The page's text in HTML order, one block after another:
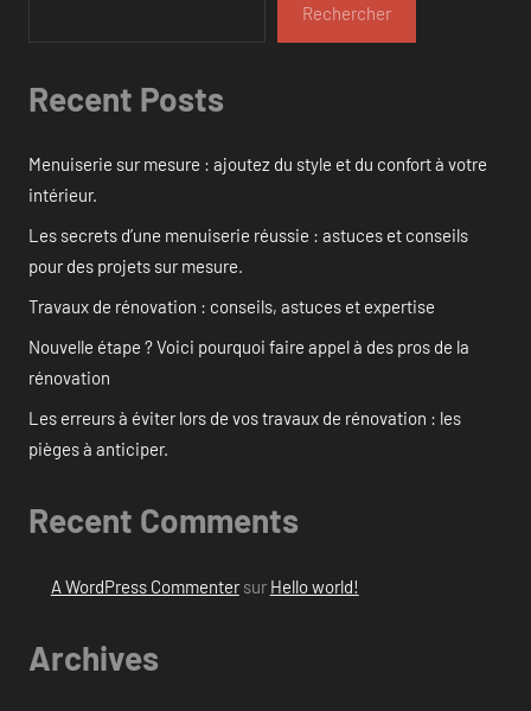
Rechercher
Recent Posts
Menuiserie sur mesure : ajoutez du style et du confort à votre
intérieur.
Les secrets d’une menuiserie réussie : astuces et conseils
pour des projets sur mesure.
Travaux de rénovation : conseils, astuces et expertise
Nouvelle étape ? Voici pourquoi faire appel à des pros de la
rénovation
Les erreurs à éviter lors de vos travaux de rénovation : les
pièges à anticiper.
Recent Comments
A WordPress Commentersur Hello world!
Archives